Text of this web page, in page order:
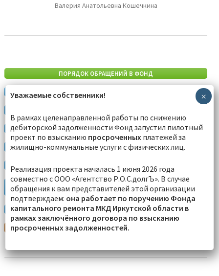
Валерия Анатольевна Кошечкина
ПОРЯДОК ОБРАЩЕНИЙ В ФОНД
ЭЛЕКТРОННАЯ КВИТАНЦИЯ
УВЕДОМИТЬ ФОНД О СМЕНЕ СОБСТВЕННИКА
ДОГОВОР О РЕСТРУКТУРИЗАЦИИ ЗАДОЛЖЕННОСТИ
ПРОВЕРИТЬ ЗАДОЛЖЕННОСТЬ И ОПЛАТИТЬ
ИНФОРМАЦИЯ О ДОМЕ
СРОК РЕМОНТА
ЗАЯВЛЕНИЯ И ОБРАЩЕНИЯ
ШКОЛА КАПИТАЛЬНОГО РЕМОНТА
Уважаемые собственники!
В рамках целенаправленной работы по снижению
дебиторской задолженности Фонд запустил пилотный
проект по взысканию просроченных платежей за
жилищно-коммунальные услуги с физических лиц.
Реализация проекта началась 1 июня 2026 года
совместно с ООО «Агентство Р.О.С.долгЪ». В случае
обращения к вам представителей этой организации
подтверждаем: она работает по поручению Фонда
капитального ремонта МКД Иркутской области в
рамках заключённого договора по взысканию
просроченных задолженностей.
×